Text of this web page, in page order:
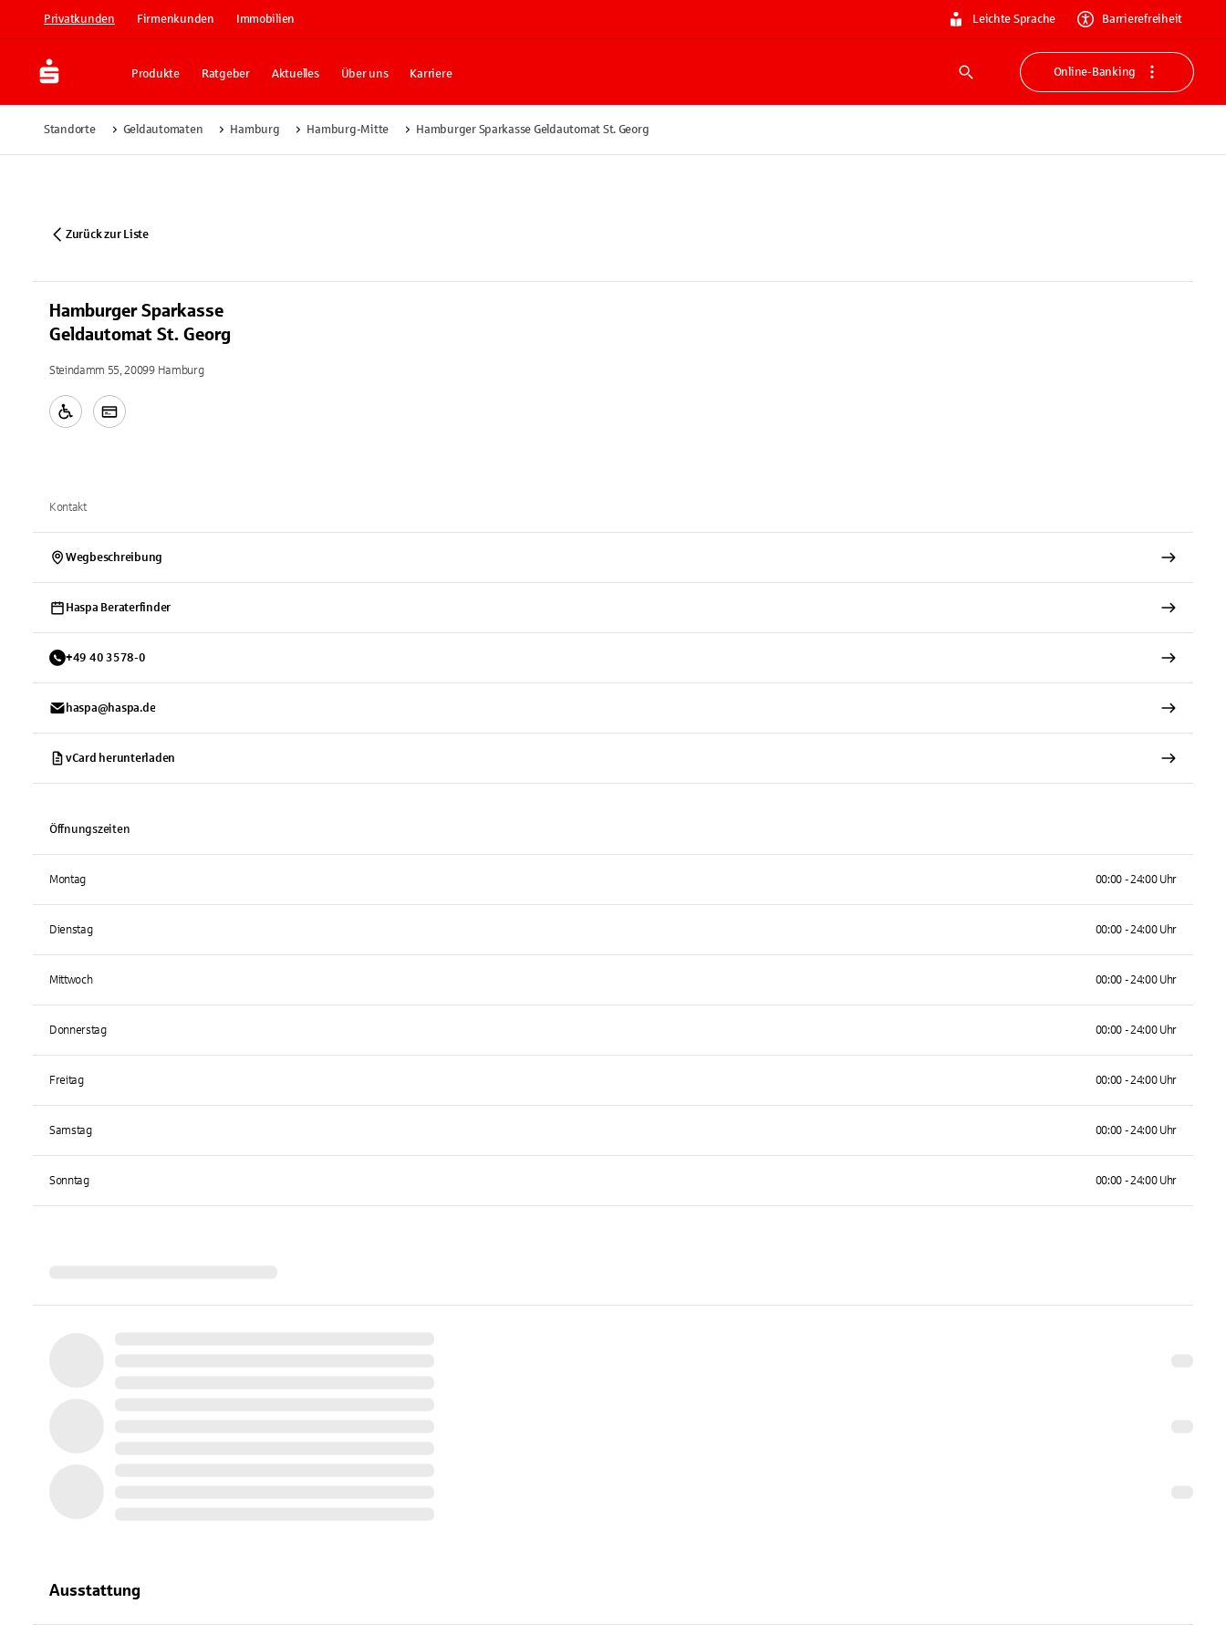
Privatkunden Firmenkunden Immobilien Leichte Sprache Barrierefreiheit
Produkte Ratgeber Aktuelles Über uns Karriere
Suche
Online-Banking
Standorte Geldautomaten Hamburg Hamburg-Mitte Hamburger Sparkasse Geldautomat St. Georg
Zurück zur Liste
Hamburger Sparkasse
Geldautomat St. Georg
Steindamm 55, 20099 Hamburg
Kontakt
Wegbeschreibung
Haspa Beraterfinder
+49 40 3578-0
haspa@haspa.de
vCard herunterladen
Öffnungszeiten
Montag 00:00 - 24:00 Uhr
Dienstag 00:00 - 24:00 Uhr
Mittwoch 00:00 - 24:00 Uhr
Donnerstag 00:00 - 24:00 Uhr
Freitag 00:00 - 24:00 Uhr
Samstag 00:00 - 24:00 Uhr
Sonntag 00:00 - 24:00 Uhr
Ausstattung